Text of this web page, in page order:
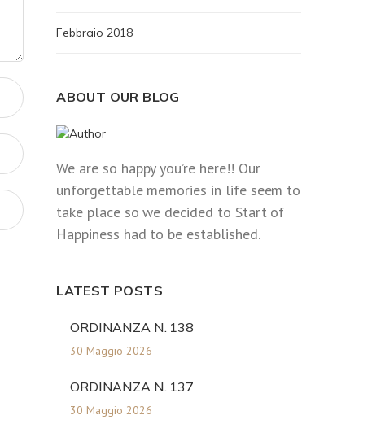
Febbraio 2018
ABOUT OUR BLOG
We are so happy you’re here!! Our
unforgettable memories in life seem to
take place so we decided to Start of
Happiness had to be established.
LATEST POSTS
ORDINANZA N. 138
30 Maggio 2026
ORDINANZA N. 137
30 Maggio 2026